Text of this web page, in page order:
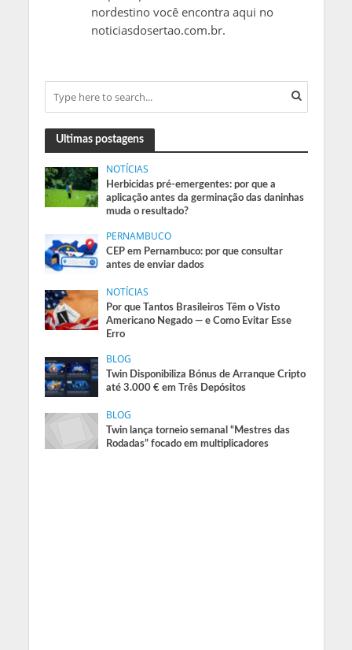
nordestino você encontra aqui no
noticiasdosertao.com.br.
Ultimas postagens
NOTÍCIAS
Herbicidas pré-emergentes: por que a
aplicação antes da germinação das daninhas
muda o resultado?
PERNAMBUCO
CEP em Pernambuco: por que consultar
antes de enviar dados
NOTÍCIAS
Por que Tantos Brasileiros Têm o Visto
Americano Negado — e Como Evitar Esse
Erro
BLOG
Twin Disponibiliza Bónus de Arranque Cripto
até 3.000 € em Três Depósitos
BLOG
Twin lança torneio semanal “Mestres das
Rodadas” focado em multiplicadores